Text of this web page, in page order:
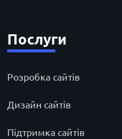
Послуги
Розробка сайтів
Дизайн сайтів
Підтримка сайтів